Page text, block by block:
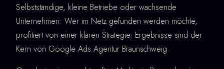
Selbstständige, kleine Betriebe oder wachsende
Unternehmen: Wer im Netz gefunden werden möchte,
profitiert von einer klaren Strategie. Ergebnisse sind der
Kern von Google Ads Agentur Braunschweig.